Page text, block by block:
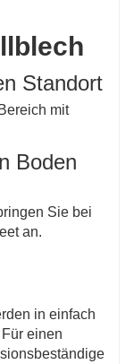
Standort
mit
Boden
Sie bei
an.
in einfach
einen